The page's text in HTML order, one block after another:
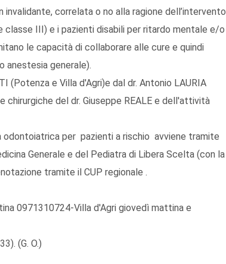
correlata o no alla ragione dell’intervento
classe III) e i pazienti disabili per ritardo mentale e/o
le capacità di collaborare alle cure e quindi
anestesia generale).
(Potenza e Villa d'Agri)e dal dr. Antonio LAURIA
del dr. Giuseppe REALE e dell'attività
odontoiatrica per pazienti a rischio avviene tramite
Generale e del Pediatra di Libera Scelta (con la
tramite il CUP regionale .
0971310724-Villa d'Agri giovedì mattina e
(G. O.)